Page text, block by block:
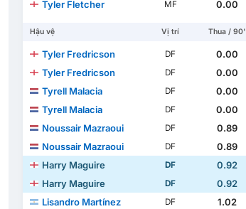
Tyler Fletcher
MF 0.00
Hậu vệ Vị trí Thua / 90'
Tyler Fredricson DF
0.00
Tyler Fredricson
DF
0.00
Tyrell Malacia
DF
0.00
Tyrell Malacia
DF
0.00
Noussair Mazraoui
DF
0.89
Noussair Mazraoui
DF
0.89
Harry Maguire
DF
0.92
Harry Maguire
DF
0.92
Lisandro Martínez
DF
1.02